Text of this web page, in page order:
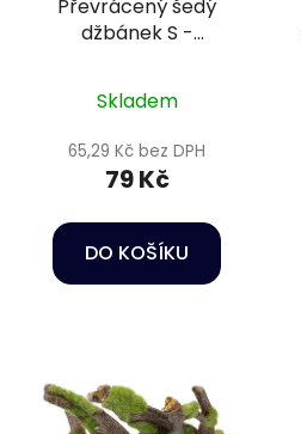
Převrácený šedý
džbánek S -
Skladem
65,29 Kč bez DPH
79 Kč
DO KOŠÍKU